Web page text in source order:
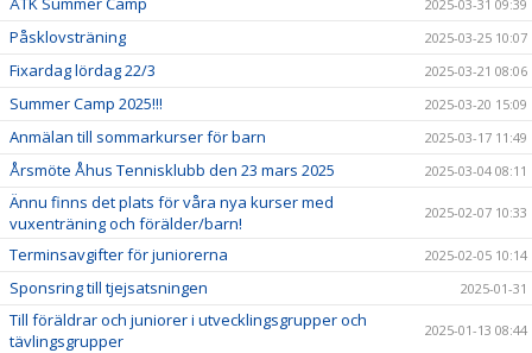
2025-03-31 09:39
Påsklovsträning 2025-03-25 10:07
Fixardag lördag 22/3 2025-03-21 08:06
Summer Camp 2025!!! 2025-03-20 15:09
Anmälan till sommarkurser för barn 2025-03-17 11:49
Årsmöte Åhus Tennisklubb den 23 mars 2025 2025-03-04 08:11
Ännu finns det plats för våra nya kurser med
vuxenträning och förälder/barn!
2025-02-07 10:33
Terminsavgifter för juniorerna 2025-02-05 10:14
Sponsring till tjejsatsningen 2025-01-31
Till föräldrar och juniorer i utvecklingsgrupper och
tävlingsgrupper
2025-01-13 08:44